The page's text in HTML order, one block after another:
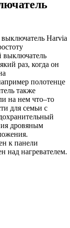
Harvia
выключатель
раз, когда он
полотенце
также
на нем что–то
для семьи с
дровяным
к панели
над нагревателем.